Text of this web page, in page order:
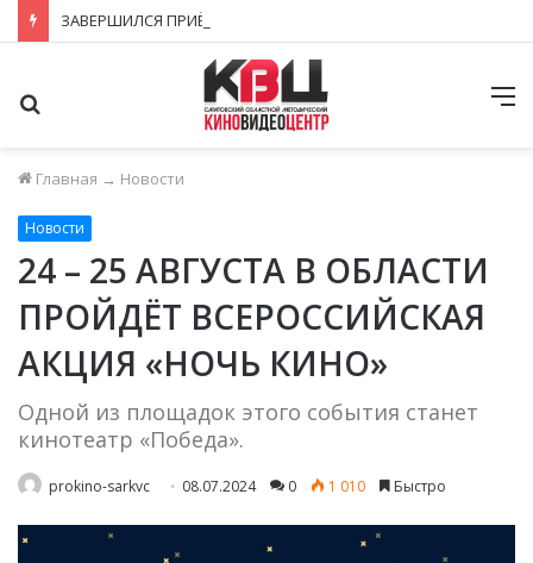
Главная → Новости
Новости
24 – 25 АВГУСТА В ОБЛАСТИ
ПРОЙДЁТ ВСЕРОССИЙСКАЯ
АКЦИЯ «НОЧЬ КИНО»
Одной из площадок этого события станет
кинотеатр «Победа».
prokino-sarkvc 08.07.2024 0 1 010 Быстро